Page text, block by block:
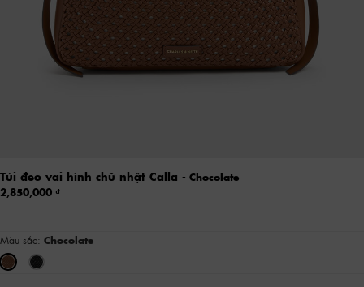
Túi đeo vai hình chữ nhật Calla - Chocolate
2,850,000
Màu sắc: Chocolate